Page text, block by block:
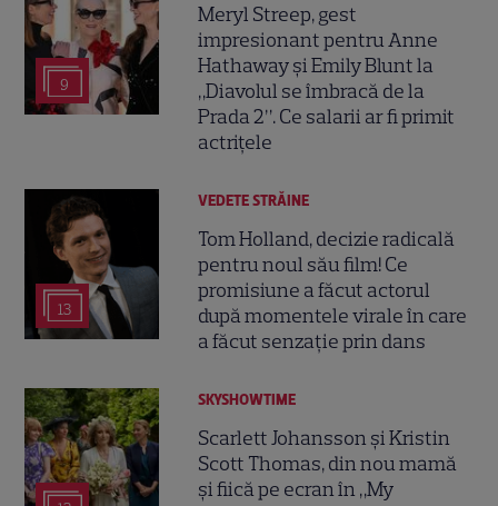
9
Meryl Streep, gest
impresionant pentru Anne
Hathaway și Emily Blunt la
„Diavolul se îmbracă de la
Prada 2”. Ce salarii ar fi primit
actrițele
13
VEDETE STRĂINE
Tom Holland, decizie radicală
pentru noul său film! Ce
promisiune a făcut actorul
după momentele virale în care
a făcut senzație prin dans
SKYSHOWTIME
Scarlett Johansson și Kristin
Scott Thomas, din nou mamă
și fiică pe ecran în „My